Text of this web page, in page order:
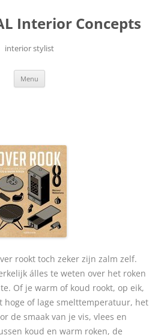
Interior Concepts
interior stylist
Menu
rookt toch zeker zijn zalm zelf.
álles te weten over het roken
Of je warm of koud rookt, op eik,
hoge of lage smelttemperatuur, het
de smaak van je vis, vlees en
koud en warm roken, de